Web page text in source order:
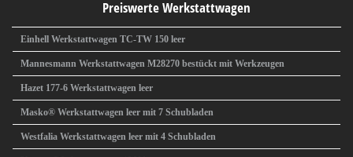
Preiswerte Werkstattwagen
Einhell Werkstattwagen TC-TW 150 leer
Mannesmann Werkstattwagen M28270 bestückt mit Werkzeugen
Hazet 177-6 Werkstattwagen leer
Masko® Werkstattwagen leer mit 7 Schubladen
Westfalia Werkstattwagen leer mit 4 Schubladen